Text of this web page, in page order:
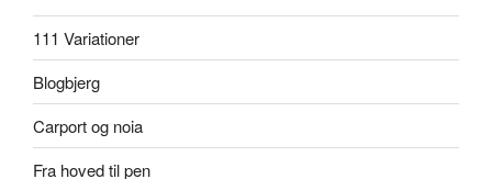
111 Variationer
Blogbjerg
Carport og noia
Fra hoved til pen